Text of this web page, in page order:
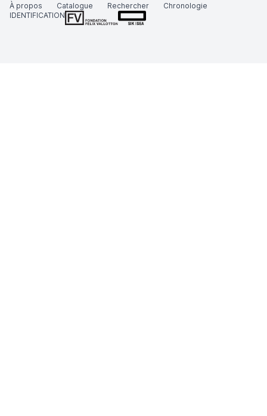
À propos Catalogue Rechercher
Chronologie
IDENTIFICATION